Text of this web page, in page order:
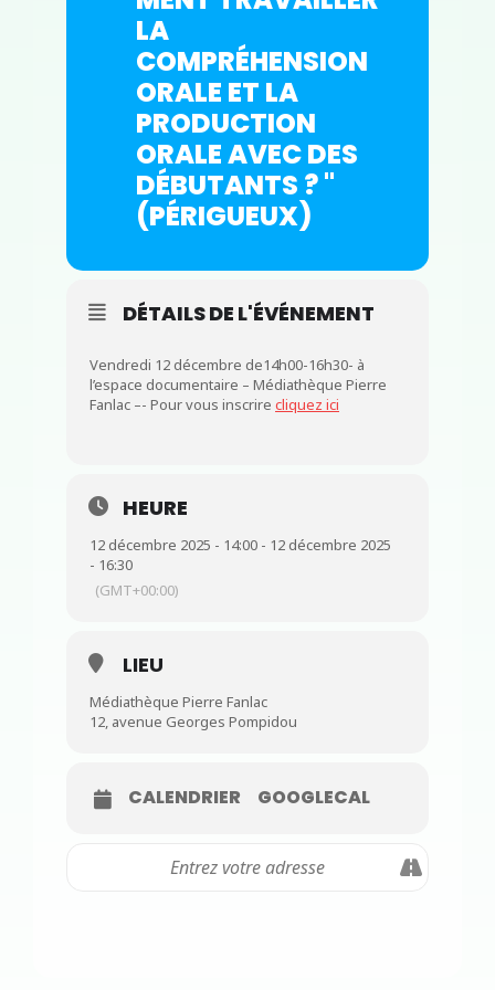
LA
COMPRÉHENSION
ORALE ET LA
PRODUCTION
ORALE AVEC DES
DÉBUTANTS ? "
(PÉRIGUEUX)
DÉTAILS DE L'ÉVÉNEMENT
Vendredi 12 décembre de14h00-16h30- à
l’espace documentaire – Médiathèque Pierre
Fanlac –- Pour vous inscrire cliquez ici
HEURE
12 décembre 2025 - 14:00 - 12 décembre 2025
- 16:30
(GMT+00:00)
LIEU
Médiathèque Pierre Fanlac
12, avenue Georges Pompidou
CALENDRIER GOOGLECAL